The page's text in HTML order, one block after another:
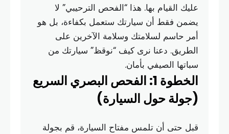
عليك القيام بها. هذا “الفحص الترحيبي” لا
يضمن فقط أن سيارتك ستعمل بكفاءة، بل هو
أمر حاسم لسلامتك وسلامة الآخرين على
الطريق. دعنا نرى كيف “نوقظ” سيارتك من
سباتها الصيفي بأمان.
الخطوة 1: الفحص البصري السريع
(جولة حول السيارة)
قبل حتى أن تلمس مفتاح السيارة، قم بجولة